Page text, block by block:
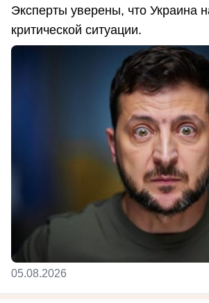
Эксперты уверены, что Украина
критической ситуации.
05.08.2026